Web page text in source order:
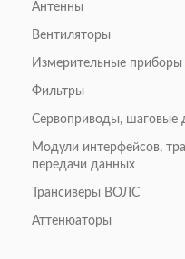
Антенны
Вентиляторы
Измерительные приборы
Фильтры
Сервоприводы, шаговые
Модули интерфейсов,
передачи данных
Трансиверы ВОЛС
Аттенюаторы